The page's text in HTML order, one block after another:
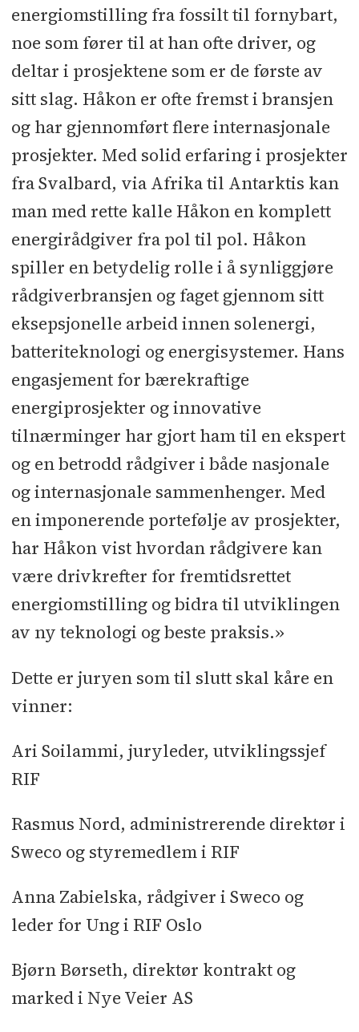
energiomstilling fra fossilt til fornybart,
noe som fører til at han ofte driver, og
deltar i prosjektene som er de første av
sitt slag. Håkon er ofte fremst i bransjen
og har gjennomført flere internasjonale
prosjekter. Med solid erfaring i prosjekter
fra Svalbard, via Afrika til Antarktis kan
man med rette kalle Håkon en komplett
energirådgiver fra pol til pol. Håkon
spiller en betydelig rolle i å synliggjøre
rådgiverbransjen og faget gjennom sitt
eksepsjonelle arbeid innen solenergi,
batteriteknologi og energisystemer. Hans
engasjement for bærekraftige
energiprosjekter og innovative
tilnærminger har gjort ham til en ekspert
og en betrodd rådgiver i både nasjonale
og internasjonale sammenhenger. Med
en imponerende portefølje av prosjekter,
har Håkon vist hvordan rådgivere kan
være drivkrefter for fremtidsrettet
energiomstilling og bidra til utviklingen
av ny teknologi og beste praksis.»
Dette er juryen som til slutt skal kåre en
vinner:
Ari Soilammi, juryleder, utviklingssjef
RIF
Rasmus Nord, administrerende direktør i
Sweco og styremedlem i RIF
Anna Zabielska, rådgiver i Sweco og
leder for Ung i RIF Oslo
Bjørn Børseth, direktør kontrakt og
marked i Nye Veier AS